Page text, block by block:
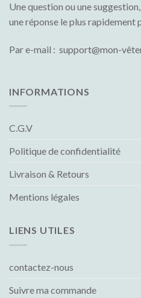
Une question ou une
une réponse le plus rapidement
Par e-mail : support@mon-
INFORMATIONS
C.G.V
Politique de confidentialité
Livraison & Retours
Mentions légales
LIENS UTILES
contactez-nous
Suivre ma commande